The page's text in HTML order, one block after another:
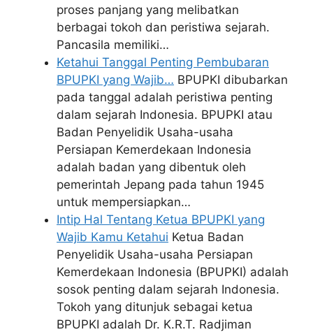
proses panjang yang melibatkan
berbagai tokoh dan peristiwa sejarah.
Pancasila memiliki…
Ketahui Tanggal Penting Pembubaran
BPUPKI yang Wajib… BPUPKI dibubarkan
pada tanggal adalah peristiwa penting
dalam sejarah Indonesia. BPUPKI atau
Badan Penyelidik Usaha-usaha
Persiapan Kemerdekaan Indonesia
adalah badan yang dibentuk oleh
pemerintah Jepang pada tahun 1945
untuk mempersiapkan…
Intip Hal Tentang Ketua BPUPKI yang
Wajib Kamu Ketahui Ketua Badan
Penyelidik Usaha-usaha Persiapan
Kemerdekaan Indonesia (BPUPKI) adalah
sosok penting dalam sejarah Indonesia.
Tokoh yang ditunjuk sebagai ketua
BPUPKI adalah Dr. K.R.T. Radjiman